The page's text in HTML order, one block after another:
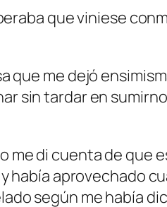
que viniese
que me dejó
sin tardar en
me di cuenta de que
había aprovechado
según me había